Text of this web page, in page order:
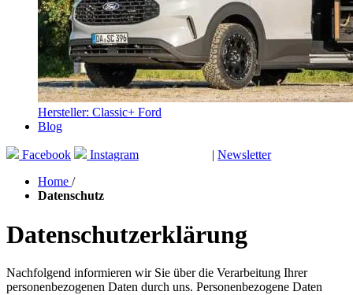
Hersteller: Classic+ Ford
Blog
Facebook Instagram | Newsletter
Home /
Datenschutz
Datenschutzerklärung
Nachfolgend informieren wir Sie über die Verarbeitung Ihrer
personenbezogenen Daten durch uns. Personenbezogene Daten